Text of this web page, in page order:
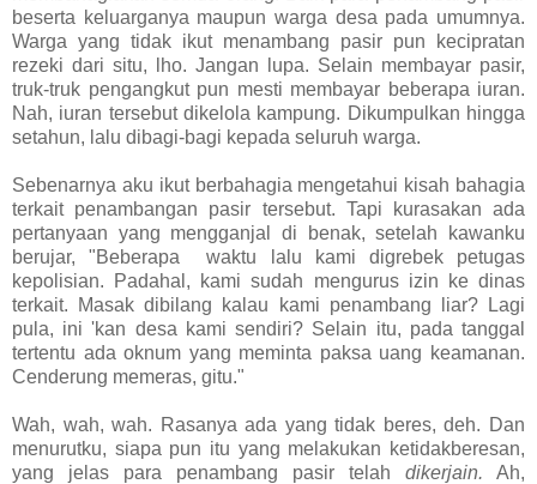
beserta keluarganya maupun warga desa pada umumnya.
Warga yang tidak ikut menambang pasir pun kecipratan
rezeki dari situ, lho. Jangan lupa. Selain membayar pasir,
truk-truk pengangkut pun mesti membayar beberapa iuran.
Nah, iuran tersebut dikelola kampung. Dikumpulkan hingga
setahun, lalu dibagi-bagi kepada seluruh warga.
Sebenarnya aku ikut berbahagia mengetahui kisah bahagia
terkait penambangan pasir tersebut. Tapi kurasakan ada
pertanyaan yang mengganjal di benak, setelah kawanku
berujar, "Beberapa waktu lalu kami digrebek petugas
kepolisian. Padahal, kami sudah mengurus izin ke dinas
terkait. Masak dibilang kalau kami penambang liar? Lagi
pula, ini 'kan desa kami sendiri? Selain itu, pada tanggal
tertentu ada oknum yang meminta paksa uang keamanan.
Cenderung memeras, gitu."
Wah, wah, wah. Rasanya ada yang tidak beres, deh. Dan
menurutku, siapa pun itu yang melakukan ketidakberesan,
yang jelas para penambang pasir telah dikerjain. Ah,